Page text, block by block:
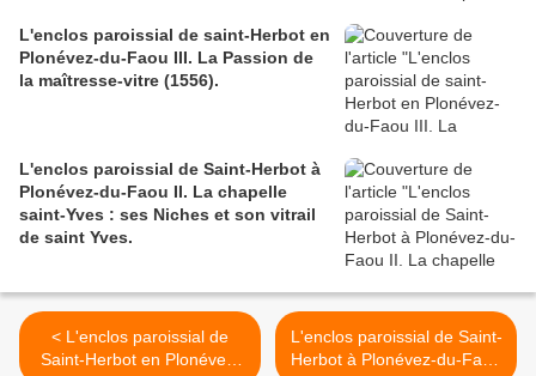
L'enclos paroissial de saint-Herbot en
Plonévez-du-Faou III. La Passion de
la maîtresse-vitre (1556).
L'enclos paroissial de Saint-Herbot à
Plonévez-du-Faou II. La chapelle
saint-Yves : ses Niches et son vitrail
de saint Yves.
< L'enclos paroissial de
Saint-Herbot en Plonévez-
L'enclos paroissial de Saint-
Herbot à Plonévez-du-Faou